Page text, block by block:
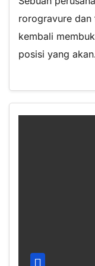
rorogravure
kembali
posisi yang